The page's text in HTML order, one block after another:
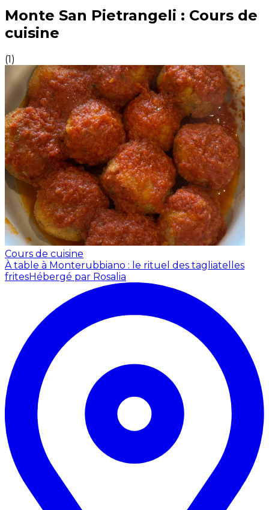
Expériences culinaires inoubliables : Expériences
Monte San Pietrangeli : Cours de
cuisine
(1)
Cours de cuisine
À table à Monterubbiano : le rituel des tagliatelles
fritesHébergé par Rosalia